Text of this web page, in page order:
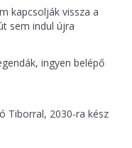
kapcsolják vissza a
sem indul újra
ingyen belépő
Tiborral, 2030-ra kész